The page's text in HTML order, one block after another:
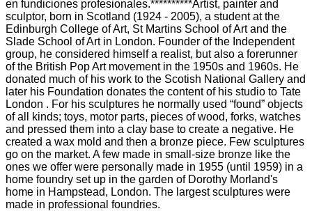
en fundiciones profesionales.**********Artist, painter and
sculptor, born in Scotland (1924 - 2005), a student at the
Edinburgh College of Art, St Martins School of Art and the
Slade School of Art in London. Founder of the Independent
group, he considered himself a realist, but also a forerunner
of the British Pop Art movement in the 1950s and 1960s. He
donated much of his work to the Scotish National Gallery and
later his Foundation donates the content of his studio to Tate
London . For his sculptures he normally used “found” objects
of all kinds; toys, motor parts, pieces of wood, forks, watches
and pressed them into a clay base to create a negative. He
created a wax mold and then a bronze piece. Few sculptures
go on the market. A few made in small-size bronze like the
ones we offer were personally made in 1955 (until 1959) in a
home foundry set up in the garden of Dorothy Morland's
home in Hampstead, London. The largest sculptures were
made in professional foundries.